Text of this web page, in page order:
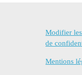
Modifier
de
Mentions